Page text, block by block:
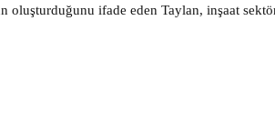
ifade eden Taylan, inşaat